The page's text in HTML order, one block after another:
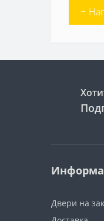
+
Двери на